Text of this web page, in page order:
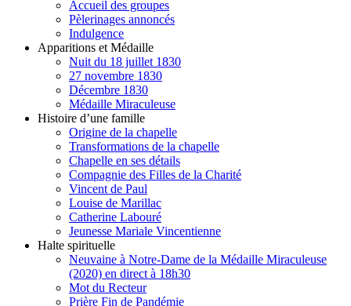
Accueil des groupes
Pèlerinages annoncés
Indulgence
Apparitions et Médaille
Nuit du 18 juillet 1830
27 novembre 1830
Décembre 1830
Médaille Miraculeuse
Histoire d’une famille
Origine de la chapelle
Transformations de la chapelle
Chapelle en ses détails
Compagnie des Filles de la Charité
Vincent de Paul
Louise de Marillac
Catherine Labouré
Jeunesse Mariale Vincentienne
Halte spirituelle
Neuvaine à Notre-Dame de la Médaille Miraculeuse
(2020) en direct à 18h30
Mot du Recteur
Prière Fin de Pandémie